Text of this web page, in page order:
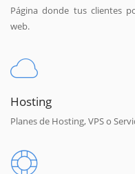
Página donde tus clientes
web.
Hosting
Planes de Hosting, VPS o